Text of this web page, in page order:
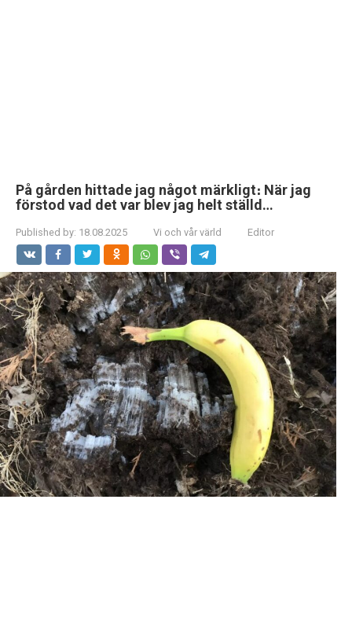
På gården hittade jag något märkligt։ När jag
förstod vad det var blev jag helt ställd…
Published by: 18.08.2025 Vi och vår värld Editor